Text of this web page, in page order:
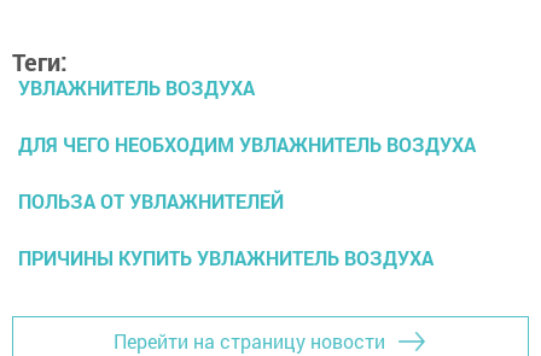
Теги:
УВЛАЖНИТЕЛЬ ВОЗДУХА
ДЛЯ ЧЕГО НЕОБХОДИМ УВЛАЖНИТЕЛЬ ВОЗДУХА
ПОЛЬЗА ОТ УВЛАЖНИТЕЛЕЙ
ПРИЧИНЫ КУПИТЬ УВЛАЖНИТЕЛЬ ВОЗДУХА
Перейти на страницу новости